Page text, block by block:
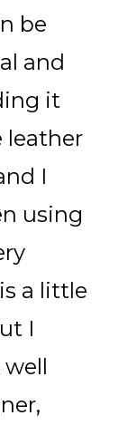
be
and
it
leather
I
using
a little
I